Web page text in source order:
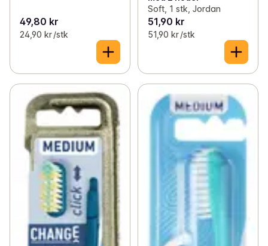
49,80 kr
24,90 kr /stk
Soft, 1 stk, Jordan
51,90 kr
51,90 kr /stk